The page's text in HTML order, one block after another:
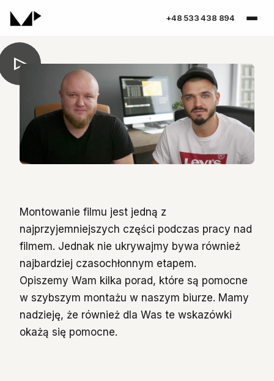
Montowanie filmu jest jedną z
najprzyjemniejszych części podczas pracy nad
filmem. Jednak nie ukrywajmy bywa również
najbardziej czasochłonnym etapem.
Opiszemy Wam kilka porad, które są pomocne
w szybszym montażu w naszym biurze. Mamy
nadzieję, że również dla Was te wskazówki
okażą się pomocne.
+48 533 438 894